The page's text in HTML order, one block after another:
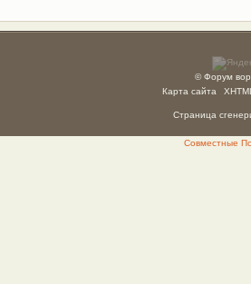
© Форум
Карта сайта
Страница
Совместные